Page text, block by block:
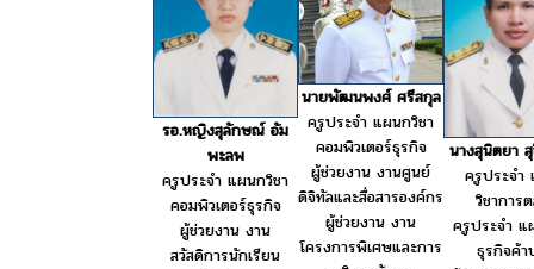
รอ.หญิงสุลักษณ์ อัม
พะลพ
ครูประจำ แผนกวิชา
คอมพิวเตอร์ธุรกิจ
ผู้ช่วยงาน งาน
สวัสดิการนักเรียน
นายพัฒนพงศ์ ศรีสกุล
ครูประจำ แผนกวิชา
คอมพิวเตอร์ธุรกิจ
ผู้ช่วยงาน งานศูนย์
ดิจิทัลและสื่อสารองค์กร
ผู้ช่วยงาน งาน
โครงการพิเศษและการ
นางสุนิตยา
ครูประจำ
วิชาการ
ครูประจำ แ
ธุรกิจค้